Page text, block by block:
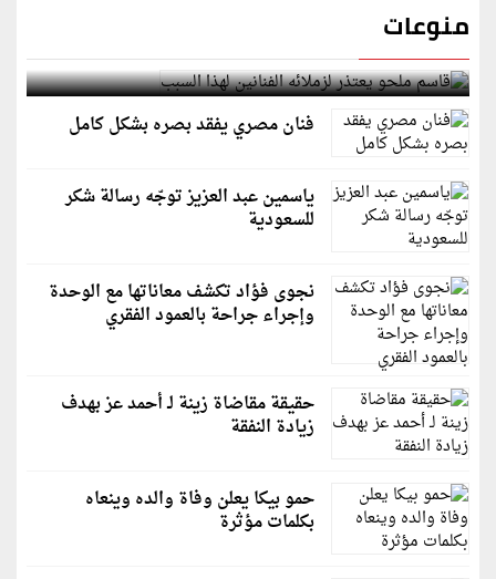
منوعات
قاسم ملحو يعتذر لزملائه الفنانين لهذا السبب
فنان مصري يفقد بصره بشكل كامل
ياسمين عبد العزيز توجّه رسالة شكر
للسعودية
نجوى فؤاد تكشف معاناتها مع الوحدة
وإجراء جراحة بالعمود الفقري
حقيقة مقاضاة زينة لـ أحمد عز بهدف
زيادة النفقة
حمو بيكا يعلن وفاة والده وينعاه
بكلمات مؤثرة